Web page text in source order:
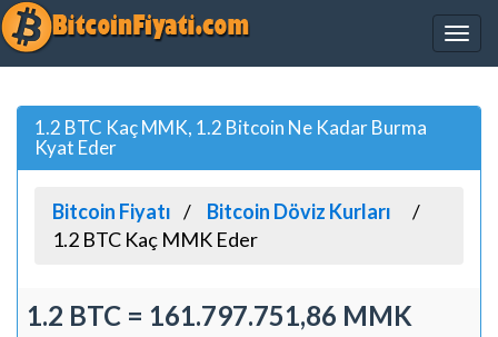
1.2 BTC Kaç MMK, 1.2 Bitcoin Ne Kadar Burma
Kyat Eder
Bitcoin Fiyatı
Bitcoin Döviz Kurları
1.2 BTC Kaç MMK Eder
1.2 BTC = 161.797.751,86 MMK